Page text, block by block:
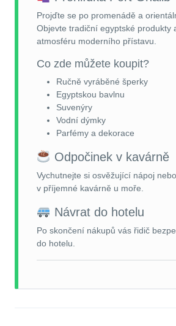
Projďte se po promenádě a
Objevte tradiční egyptské produkty
atmosféru moderního přístavu.
Co zde můžete koupit?
Ručně vyráběné šperky
Egyptskou bavlnu
Suvenýry
Vodní dýmky
Parfémy a dekorace
Odpočinek v kavárně
Vychutnejte si osvěžující nápoj
v příjemné kavárně u moře.
Návrat do hotelu
Po skončení nákupů vás řidič
do hotelu.